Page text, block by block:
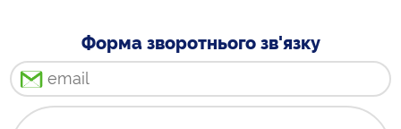
Форма зворотнього зв'язку